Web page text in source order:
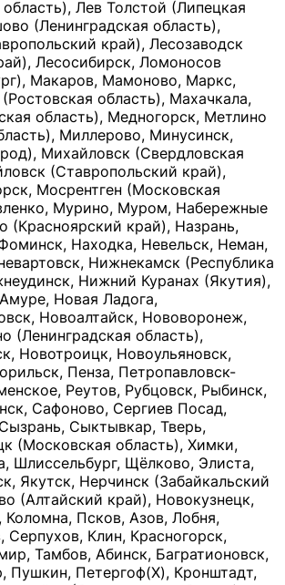
Лев Толстой (Липецкая
(Ленинградская область),
край), Лесозаводск
Лесосибирск, Ломоносов
Макаров, Мамоново, Маркс,
область), Махачкала,
область), Медногорск, Метлино
Миллерово, Минусинск,
Михайловск (Свердловская
(Ставропольский край),
Мосрентген (Московская
Мурино, Муром, Набережные
(Красноярский край), Назрань,
Находка, Невельск, Неман,
Нижнекамск (Республика
Нижний Куранах (Якутия),
Новая Ладога,
Новоалтайск, Нововоронеж,
(Ленинградская область),
Новотроицк, Новоульяновск,
Пенза, Петропавловск-
Реутов, Рубцовск, Рыбинск,
Сафоново, Сергиев Посад,
Сыктывкар, Тверь,
(Московская область), Химки,
Шлиссельбург, Щёлково, Элиста,
Якутск, Нерчинск (Забайкальский
(Алтайский край), Новокузнецк,
Коломна, Псков, Азов, Лобня,
Клин, Красногорск,
Тамбов, Абинск, Багратионовск,
Пушкин, Петергоф(Х), Кронштадт,